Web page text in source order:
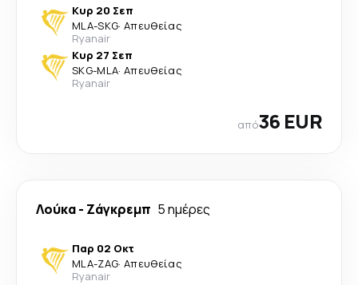
Κυρ 20 Σεπ
MLA-SKG· Απευθείας
Ryanair
Κυρ 27 Σεπ
SKG-MLA· Απευθείας
Ryanair
από36 EUR
Λούκα- Ζάγκρεμπ 5 ημέρες
Παρ 02 Οκτ
MLA-ZAG· Απευθείας
Ryanair